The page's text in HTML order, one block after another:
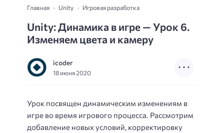
Главная Unity Игровая разработка
Unity: Динамика в игре — Урок 6.
Изменяем цвета и камеру
icoder
18 июня 2020
Урок посвящен динамическим изменениям в
игре во время игрового процесса. Рассмотрим
добавление новых условий, корректировку